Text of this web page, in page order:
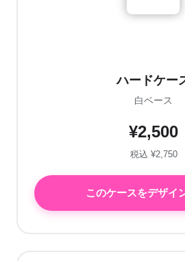
ハードケー
白ベース
¥2,500
税込 ¥2,750
このケースをデザイ